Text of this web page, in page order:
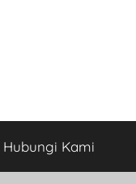
Hubungi Kami